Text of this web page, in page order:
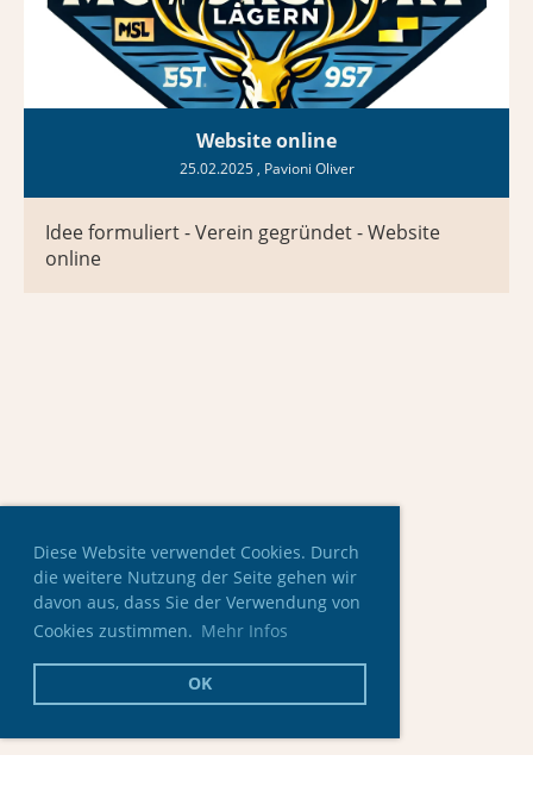
Diese Website verwendet Cookies. Durch
die weitere Nutzung der Seite gehen wir
davon aus, dass Sie der Verwendung von
Cookies zustimmen. Mehr Infos
OK
Website online
25.02.2025, Pavioni Oliver
Idee formuliert - Verein gegründet - Website
online